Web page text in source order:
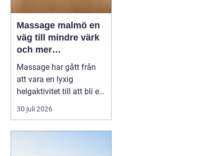
Massage malmö en
väg till mindre värk
och mer
vardagsenergi
Massage har gått från
att vara en lyxig
helgaktivitet till att bli en
naturlig del av många
människors vardag. Fler
30 juli 2026